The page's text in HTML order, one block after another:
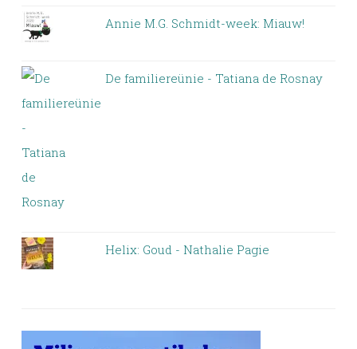
Annie M.G. Schmidt-week: Miauw!
De familiereünie - Tatiana de Rosnay
Helix: Goud - Nathalie Pagie